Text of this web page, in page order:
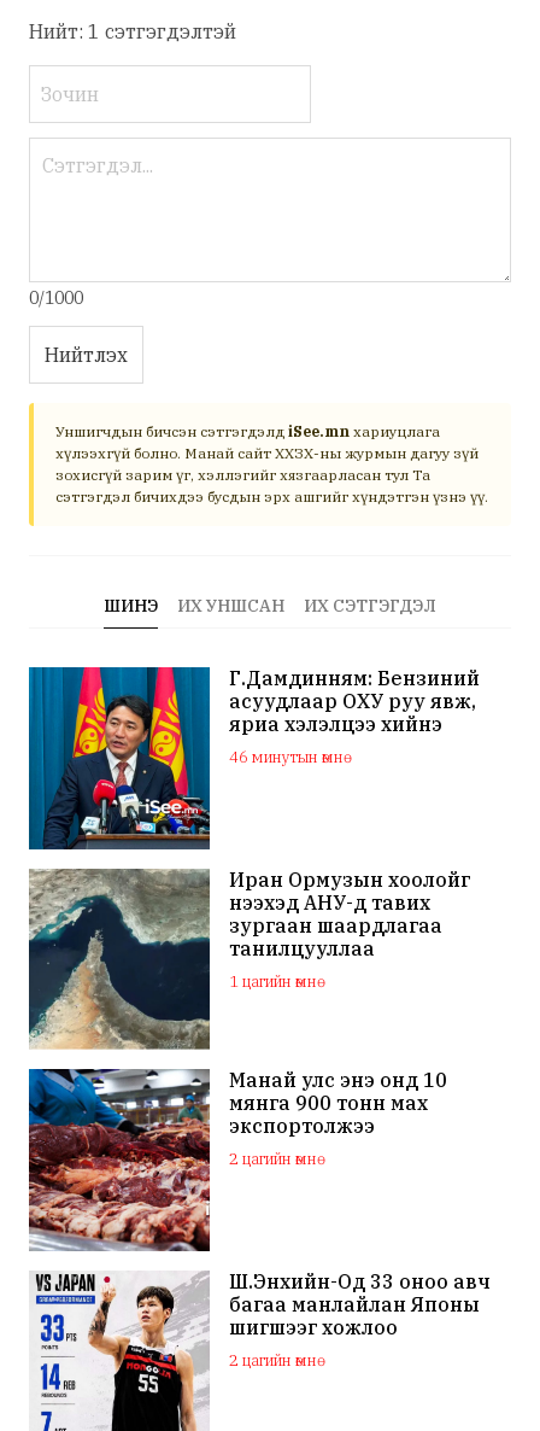
Нийт: 1 сэтгэгдэлтэй
0/1000
Нийтлэх
Уншигчдын бичсэн сэтгэгдэлд iSee.mn хариуцлага
хүлээхгүй болно. Манай сайт ХХЗХ-ны журмын дагуу зүй
зохисгүй зарим үг, хэллэгийг хязгаарласан тул Та
сэтгэгдэл бичихдээ бусдын эрх ашгийг хүндэтгэн үзнэ үү.
ШИНЭ ИХ УНШСАН ИХ СЭТГЭГДЭЛ
Г.Дамдинням: Бензиний
асуудлаар ОХУ руу явж,
яриа хэлэлцээ хийнэ
46 минутын өмнө
Иран Ормузын хоолойг
нээхэд АНУ-д тавих
зургаан шаардлагаа
танилцууллаа
1 цагийн өмнө
Манай улс энэ онд 10
мянга 900 тонн мах
экспортолжээ
2 цагийн өмнө
Ш.Энхийн-Од 33 оноо авч
багаа манлайлан Японы
шигшээг хожлоо
2 цагийн өмнө